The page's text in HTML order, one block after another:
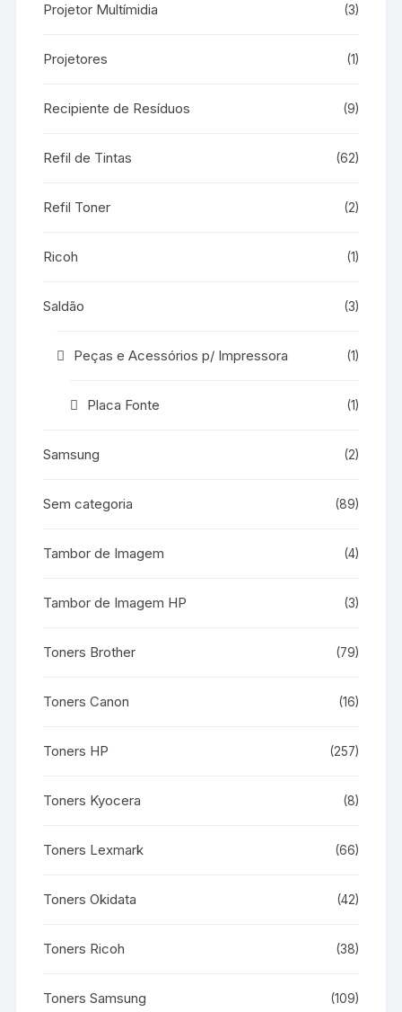
Projetor Multímidia (3)
Projetores (1)
Recipiente de Resíduos (9)
Refil de Tintas (62)
Refil Toner (2)
Ricoh (1)
Saldão (3)
Peças e Acessórios p/ Impressora (1)
Placa Fonte (1)
Samsung (2)
Sem categoria (89)
Tambor de Imagem (4)
Tambor de Imagem HP (3)
Toners Brother (79)
Toners Canon (16)
Toners HP (257)
Toners Kyocera (8)
Toners Lexmark (66)
Toners Okidata (42)
Toners Ricoh (38)
Toners Samsung (109)